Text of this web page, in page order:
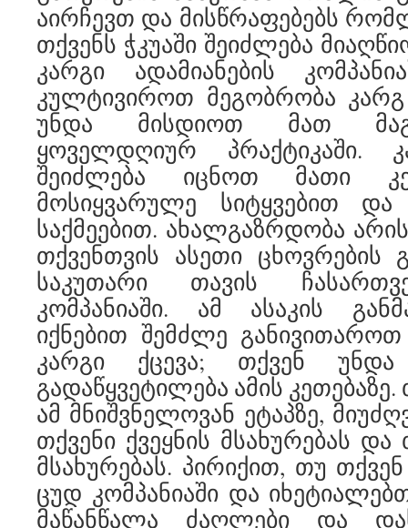
აირჩევთ და მისწრაფებებს
თქვენს ჭკუაში შეიძლება
კარგი ადამიანების
კულტივიროთ მეგობრობა კარგ
უნდა მისდიოთ მათ
ყოველდღიურ პრაქტიკაში.
შეიძლება იცნოთ მათი
მოსიყვარულე სიტყვებით
საქმეებით. ახალგაზრდობა
თქვენთვის ასეთი ცხოვრების
საკუთარი თავის
კომპანიაში. ამ ასაკის
იქნებით შემძლე
კარგი ქცევა; თქვენ
გადაწყვეტილება ამის
ამ მნიშვნელოვან ეტაპზე,
თქვენი ქვეყნის მსახურებას
მსახურებას. პირიქით, თუ
ცუდ კომპანიაში და
მაწანწალა ძაღლები და